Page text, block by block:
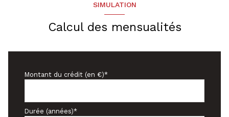
SIMULATION
Calcul des mensualités
Montant du crédit (en €)*
Durée (années)*